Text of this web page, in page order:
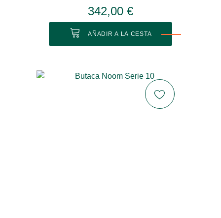
342,00 €
AÑADIR A LA CESTA